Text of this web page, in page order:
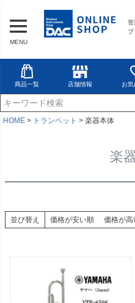
管
プ
MENU
商品一覧 店舗情報 お気
HOME トランペット 楽器本体
楽
並び替え 価格が安い順 価格が高